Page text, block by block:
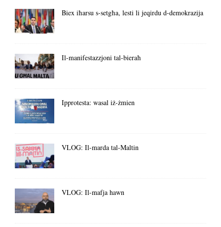
Biex iħarsu s-setgħa, lesti li jeqirdu d-demokrazija
Il-manifestazzjoni tal-bieraħ
Ipprotesta: wasal iż-żmien
VLOG: Il-marda tal-Maltin
VLOG: Il-mafja hawn